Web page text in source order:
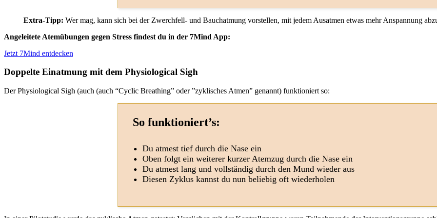
Extra-Tipp: Wer mag, kann sich bei der Zwerchfell- und Bauchatmung vorstellen, mit jedem Ausatmen etwas mehr Anspannung
Angeleitete Atemübungen gegen Stress findest du in der 7Mind App:
Jetzt 7Mind entdecken
Doppelte Einatmung mit dem Physiological Sigh
Der Physiological Sigh (auch (auch “Cyclic Breathing” oder ”zyklisches Atmen” genannt) funktioniert so:
So funktioniert’s:
Du atmest tief durch die Nase ein
Oben folgt ein weiterer kurzer Atemzug durch die Nase ein
Du atmest lang und vollständig durch den Mund wieder aus
Diesen Zyklus kannst du nun beliebig oft wiederholen